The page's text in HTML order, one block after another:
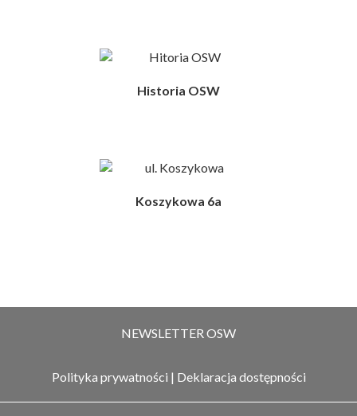
Historia OSW
Koszykowa 6a
NEWSLETTER OSW
Polityka prywatności | Deklaracja dostępności